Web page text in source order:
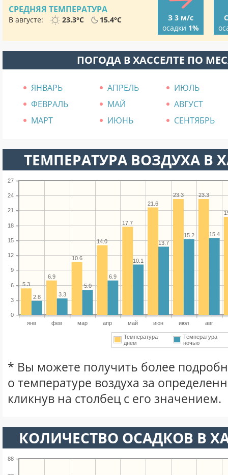
СРЕДНЯЯ ТЕМПЕРАТУРА
В августе: 23.3°C 15.4°C
З 3 м/с
осадки 1%
ПОГОДА В ХАССЕЛТЕ ПО
ЯНВАРЬ АПРЕЛЬ
ИЮЛЬ
ФЕВРАЛЬ
МАЙ
АВГУСТ
МАРТ
ИЮНЬ СЕНТЯБРЬ
ТЕМПЕРАТУРА ВОЗДУХА В
янв фев мар апр май июн июл авг
0
3
6
9
12
15
18
21
24
27
23.3
23.3
21.6
17.7
14.0
10.6
6.9
5.3
15.4
15.2
13.7
10.1
6.9
5.0
3.3
2.8
Температура
днем
Температура
ночью
* Вы можете получить более
о температуре воздуха за
кликнув на столбец с его значением.
КОЛИЧЕСТВО ОСАДКОВ В
88